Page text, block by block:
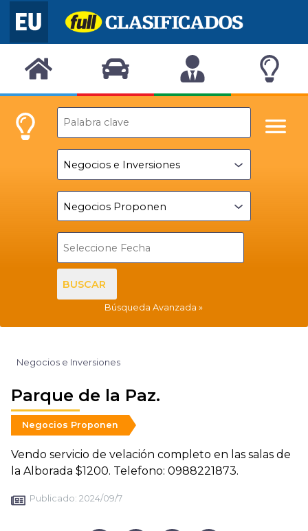
BUSCAR
Búsqueda Avanzada
Negocios e Inversiones
Parque de la Paz.
Negocios Proponen
Vendo servicio de velación completo en las salas de
la Alborada $1200. Telefono: 0988221873.
Publicado: 2024/09/7